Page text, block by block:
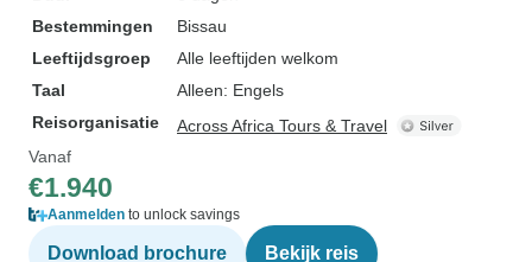
Bestemmingen
Bissau
Leeftijdsgroep
Alle leeftijden welkom
Taal
Alleen: Engels
Reisorganisatie
Across Africa Tours & Travel
Vanaf
€1.940
Aanmelden to unlock savings
Download brochure Bekijk reis